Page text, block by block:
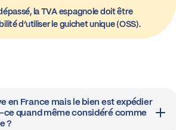
la TVA espagnole doit être
d’utiliser le guichet unique (OSS).
en France mais le bien est expédier
ce quand même considéré comme
?